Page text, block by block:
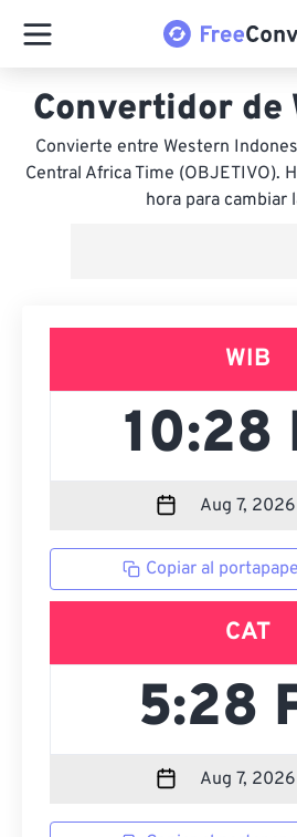
Convertidor de
Convierte entre Western
Central Africa Time (OBJETIVO).
hora para cambiar
WIB
Copiar al
CAT